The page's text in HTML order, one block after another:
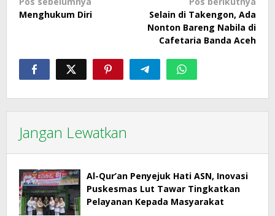
pos
Menghukum Diri
Selain di Takengon, Ada
Nonton Bareng Nabila di
Cafetaria Banda Aceh
Jangan Lewatkan
Al-Qur’an Penyejuk Hati ASN, Inovasi
Puskesmas Lut Tawar Tingkatkan
Pelayanan Kepada Masyarakat